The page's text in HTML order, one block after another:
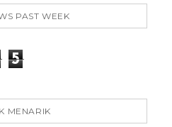
PAST WEEK
5
MENARIK